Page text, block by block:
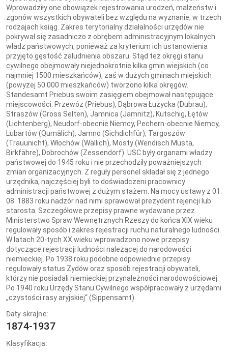
Wprowadziły one obowiązek rejestrowania urodzeń, małżeństw i
zgonów wszystkich obywateli bez względu na wyznanie, w trzech
rodzajach ksiąg. Zakres terytorialny działalności urzędów nie
pokrywał się zasadniczo z obrębem administracyjnym lokalnych
władz państwowych, ponieważ za kryterium ich ustanowienia
przyjęto gęstość zaludnienia obszaru. Stąd też okręgi stanu
cywilnego obejmowały niejednokrotnie kilka gmin wiejskich (co
najmniej 1500 mieszkańców), zaś w dużych gminach miejskich
(powyżej 50.000 mieszkańców) tworzono kilka okręgów.
Standesamt Priebus swoim zasięgiem obejmował następujące
miejscowości: Przewóz (Priebus), Dąbrowa Łużycka (Dubrau),
Straszów (Gross Selten), Jamnica (Jamnitz), Kutschig, Łętów
(Lichtenberg), Neudorf-obecnie Niemcy, Pechern-obecnie Niemcy,
Lubartów (Qumälich), Jamno (Sichdichfür), Targoszów
(Trauunicht), Włochów (Wällich), Mosty (Wendisch Musta,
Birkfähre), Dobrochów (Zessendorf). USC były organami władzy
państwowej do 1945 roku i nie przechodziły poważniejszych
zmian organizacyjnych. Z reguły personel składał się z jednego
urzędnika, najczęściej byli to doświadczeni pracownicy
administracji państwowej z dużym stażem. Na mocy ustawy z 01.
08. 1883 roku nadzór nad nimi sprawował prezydent rejencji lub
starosta. Szczegółowe przepisy prawne wydawane przez
Ministerstwo Spraw Wewnętrznych Rzeszy do końca XIX wieku
regulowały sposób i zakres rejestracji ruchu naturalnego ludności.
W latach 20-tych XX wieku wprowadzono nowe przepisy
dotyczące rejestracji ludności należącej do narodowości
niemieckiej. Po 1938 roku podobne odpowiednie przepisy
regulowały status Żydów oraz sposób rejestracji obywateli,
którzy nie posiadali niemieckiej przynależności narodowościowej.
Po 1940 roku Urzędy Stanu Cywilnego współpracowały z urzędami
„czystości rasy aryjskiej“ (Sippensamt).
Daty skrajne:
1874-1937
Klasyfikacja: